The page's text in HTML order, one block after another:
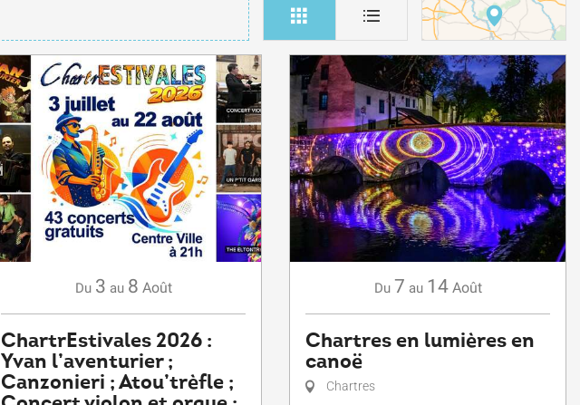
Du 3 au 8 Août
ChartrEstivales 2026 :
Yvan l’aventurier ;
Canzonieri ; Atou’trèfle ;
Du 7 au 14 Août
Chartres en lumières en
canoë
Chartres